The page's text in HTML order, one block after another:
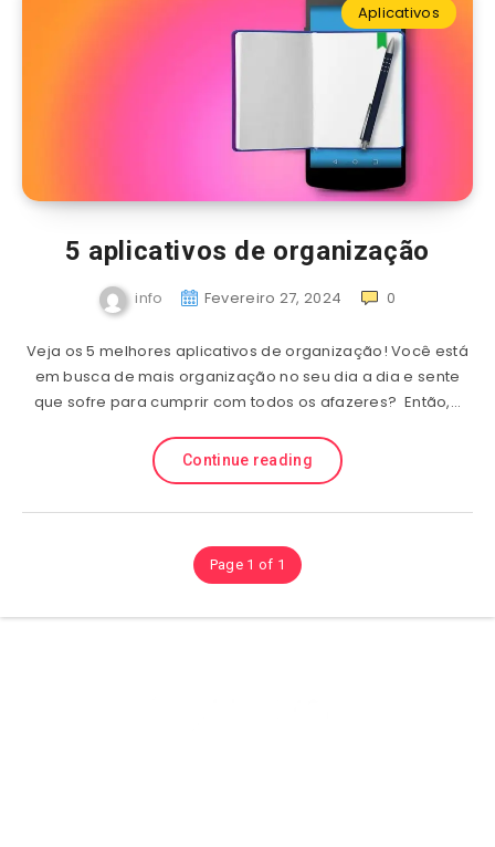
Aplicativos
5 aplicativos de organização
info Fevereiro 27, 2024 0
Veja os 5 melhores aplicativos de organização! Você está
em busca de mais organização no seu dia a dia e sente
que sofre para cumprir com todos os afazeres? Então,…
Continue reading
Page 1 of 1